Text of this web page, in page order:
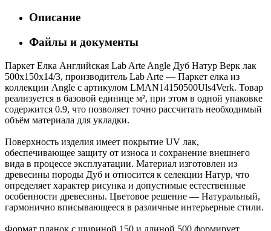
Описание
Файлы и документы
Паркет Елка Английская Lab Arte Angle Дуб Натур Верк лак
500х150х14/3, производитель Lab Arte — Паркет елка из
коллекции Angle с артикулом LMAN14150500Uls4Verk. Товар
реализуется в базовой единице м², при этом в одной упаковке
содержится 0.9, что позволяет точно рассчитать необходимый
объём материала для укладки.
Поверхность изделия имеет покрытие UV лак,
обеспечивающее защиту от износа и сохранение внешнего
вида в процессе эксплуатации. Материал изготовлен из
древесины породы Дуб и относится к селекции Натур, что
определяет характер рисунка и допустимые естественные
особенности древесины. Цветовое решение — Натуральный,
гармонично вписывающееся в различные интерьерные стили.
Формат планок с шириной 150 и длиной 500 формирует